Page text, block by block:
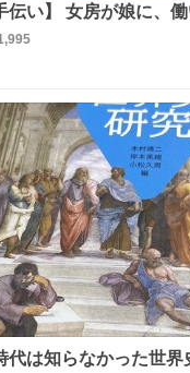
伝い】 女房が娘に、
ら、娘は、いらない、
あとでソフトクリーム
代は知らなかった世界